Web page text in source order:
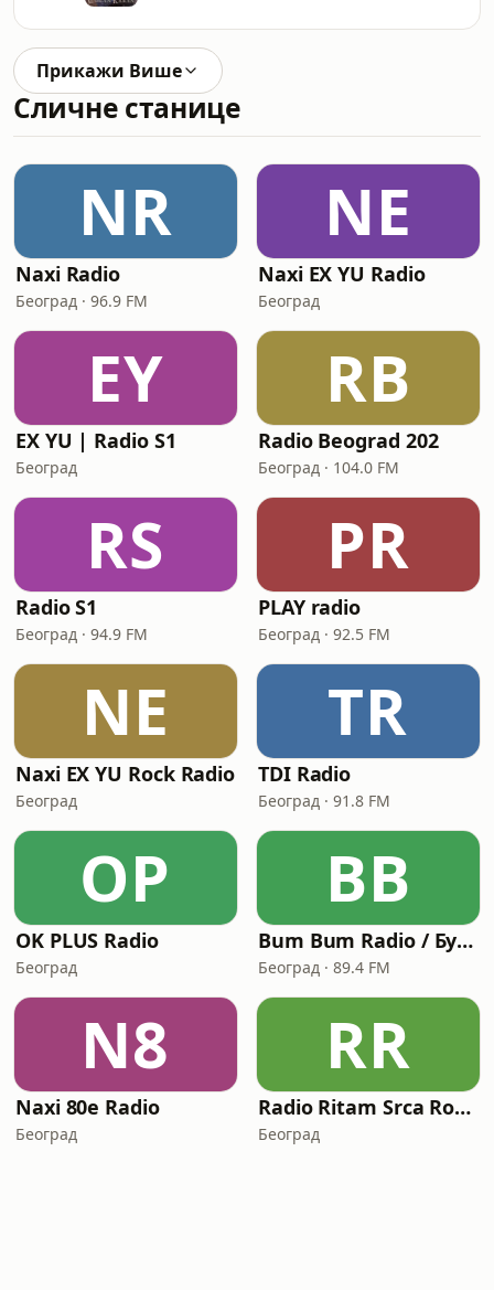
Прикажи Више
Сличне станице
NR
Naxi Radio
Београд · 96.9 FM
NE
Naxi EX YU Radio
Београд
EY
EX YU | Radio S1
Београд
RB
Radio Beograd 202
Београд · 104.0 FM
RS
Radio S1
Београд · 94.9 FM
PR
PLAY radio
Београд · 92.5 FM
NE
Naxi EX YU Rock Radio
Београд
TR
TDI Radio
Београд · 91.8 FM
OP
OK PLUS Radio
Београд
BB
Bum Bum Radio / Бум Бум радио
Београд · 89.4 FM
N8
Naxi 80e Radio
Београд
RR
Radio Ritam Srca Rock&Pop
Београд